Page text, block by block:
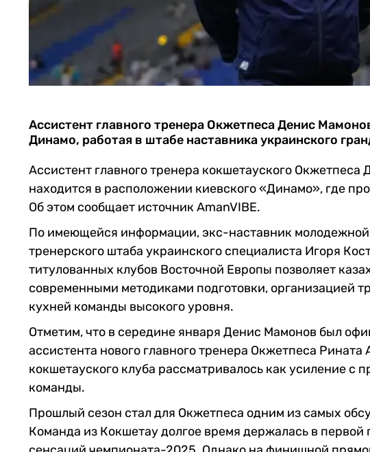
Ассистент главного тренера Окжетпеса Денис
Динамо, работая в штабе наставника украинского
Ассистент главного тренера кокшетауского
находится в расположении киевского «Динамо», где
Об этом сообщает источник AmanVIBE.
По имеющейся информации, экс-наставник молодежной
тренерского штаба украинского специалиста Игоря
титулованных клубов Восточной Европы позволяет
современными методиками подготовки, организацией
кухней команды высокого уровня.
Отметим, что в середине января Денис Мамонов был
ассистента нового главного тренера Окжетпеса
кокшетауского клуба рассматривалось как усиление с
команды.
Прошлый сезон стал для Окжетпеса одним из самых
Команда из Кокшетау долгое время держалась в первой